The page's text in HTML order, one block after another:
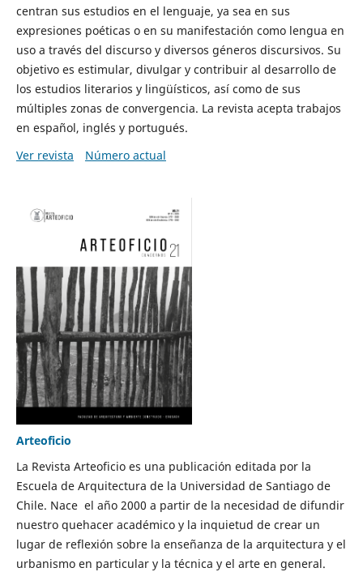
centran sus estudios en el lenguaje, ya sea en sus
expresiones poéticas o en su manifestación como lengua en
uso a través del discurso y diversos géneros discursivos. Su
objetivo es estimular, divulgar y contribuir al desarrollo de
los estudios literarios y lingüísticos, así como de sus
múltiples zonas de convergencia. La revista acepta trabajos
en español, inglés y portugués.
Ver revista
Número actual
Arteoficio
La Revista Arteoficio es una publicación editada por la
Escuela de Arquitectura de la Universidad de Santiago de
Chile. Nace el año 2000 a partir de la necesidad de difundir
nuestro quehacer académico y la inquietud de crear un
lugar de reflexión sobre la enseñanza de la arquitectura y el
urbanismo en particular y la técnica y el arte en general.